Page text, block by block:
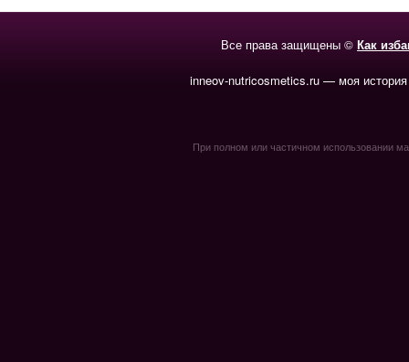
Все права защищены © Как
inneov-nutricosmetics.ru — моя
При полном или частичном использовании